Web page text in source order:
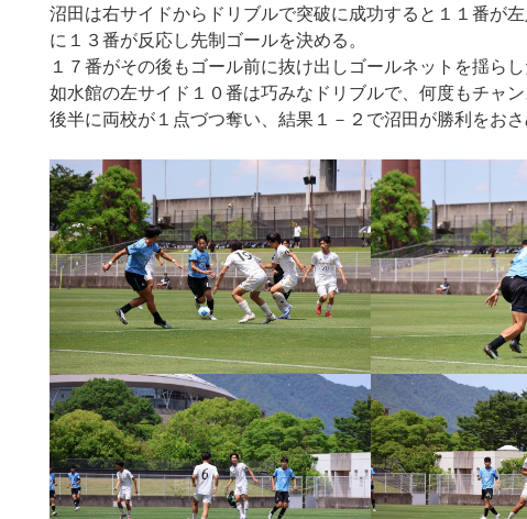
沼田は右サイドからドリブルで突破に成功すると１１番が
に１３番が反応し先制ゴールを決める。
１７番がその後もゴール前に抜け出しゴールネットを揺ら
如水館の左サイド１０番は巧みなドリブルで、何度もチャン
後半に両校が１点づつ奪い、結果１－２で沼田が勝利をおさ